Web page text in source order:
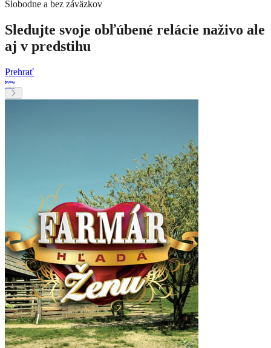
Slobodne a bez záväzkov
Sledujte svoje obľúbené relácie naživo ale
aj v predstihu
Prehrať